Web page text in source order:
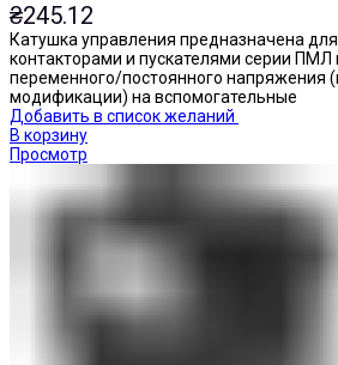
₴245.12
Катушка управления предназначена
контакторами и пускателями серии
переменного/постоянного напряжения
модификации) на вспомогательные
Добавить в список желаний
В корзину
Просмотр